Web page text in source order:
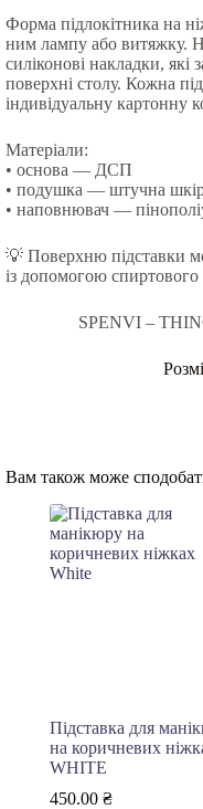
Форма підлокітника на
ним лампу або витяжку.
силіконові накладки, які
поверхні столу. Кожна
індивідуальну картонну
Матеріали:
• основа — ДСП
• подушка — штучна
• наповнювач —
💡 Поверхню підставки
із допомогою спиртового
SPENVI –
Вам також може
Підставка для
на коричневих
WHITE
450.00 ₴